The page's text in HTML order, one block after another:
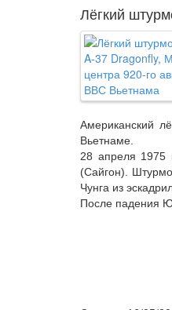
Лёгкий
Американский
Вьетнаме.
28 апреля 1975
(Сайгон).
Чунга из
После падения